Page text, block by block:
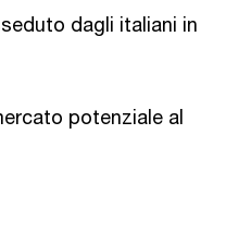
dagli italiani in
potenziale al